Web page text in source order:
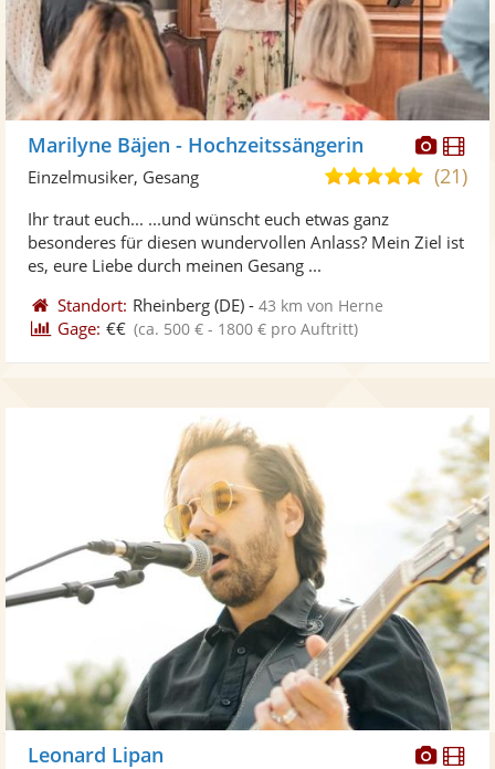
Marilyne Bäjen - Hochzeitssängerin
4,9(21)
Einzelmusiker, Gesang
Ihr traut euch... ...und wünscht euch etwas ganz
besonderes für diesen wundervollen Anlass? Mein Ziel ist
es, eure Liebe durch meinen Gesang ...
Standort: Rheinberg (DE) -43 km von Herne
Gage: €€ (ca. 500 € - 1800 € pro Auftritt)
Leonard Lipan